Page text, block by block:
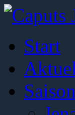
Start